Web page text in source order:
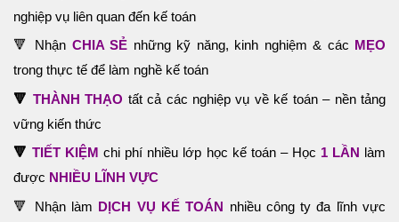
nghiệp vụ liên quan đến kế toán
🔻 Nhận CHIA SẺ những kỹ năng, kinh nghiệm & các MẸO
trong thực tế để làm nghề kế toán
🔻 THÀNH THẠO tất cả các nghiệp vụ về kế toán – nền tảng
vững kiến thức
🔻TIẾT KIỆM chi phí nhiều lớp học kế toán – Học 1 LẦN làm
được NHIỀU LĨNH VỰC
🔻 Nhận làm DỊCH VỤ KẾ TOÁN nhiều công ty đa lĩnh vực